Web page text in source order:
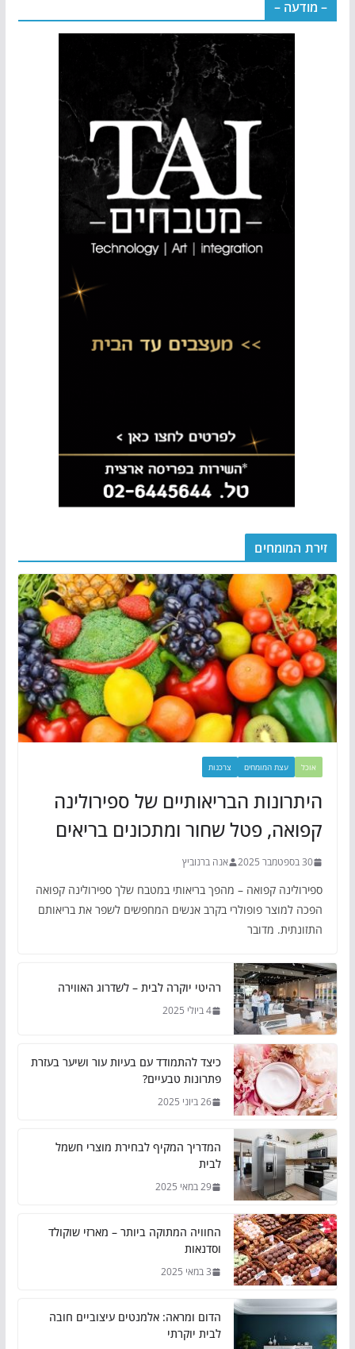
– מודעה –
זירת המומחים
אוכל עצת המומחים צרכנות
היתרונות הבריאותיים של ספירולינה
קפואה, פטל שחור ומתכונים בריאים
30 בספטמבר 2025 אנה ברנוביץ
ספירולינה קפואה – מהפך בריאותי במטבח שלך ספירולינה קפואה
הפכה למוצר פופולרי בקרב אנשים המחפשים לשפר את בריאותם
התזונתית. מדובר
רהיטי יוקרה לבית – לשדרוג האווירה
4 ביולי 2025
כיצד להתמודד עם בעיות עור ושיער בעזרת
פתרונות טבעיים?
26 ביוני 2025
המדריך המקיף לבחירת מוצרי חשמל
לבית
29 במאי 2025
החוויה המתוקה ביותר – מארזי שוקולד
וסדנאות
3 במאי 2025
הדום ומראה: אלמנטים עיצוביים חובה
לבית יוקרתי